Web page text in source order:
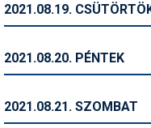
Szakértők
Szánkó
2021.08.19.
2021.08.20. PÉNTEK
2021.08.21. SZOMBAT